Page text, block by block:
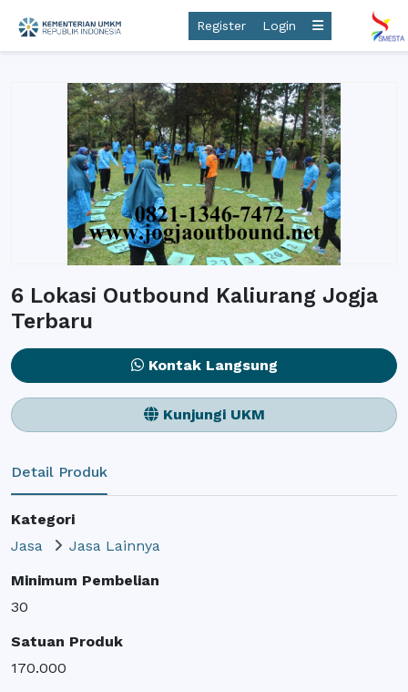
Register Login
6 Lokasi Outbound Kaliurang Jogja
Terbaru
Kontak Langsung
Kunjungi UKM
Detail Produk
Kategori
Jasa
Jasa Lainnya
Minimum Pembelian
30
Satuan Produk
170.000